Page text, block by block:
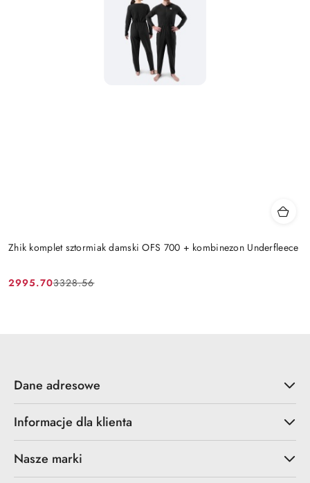
Zhik komplet sztormiak damski OFS 700 + kombinezon Underfleece
Cena
2995.70
Cena
3328.56
Dane adresowe
Informacje dla klienta
Nasze marki